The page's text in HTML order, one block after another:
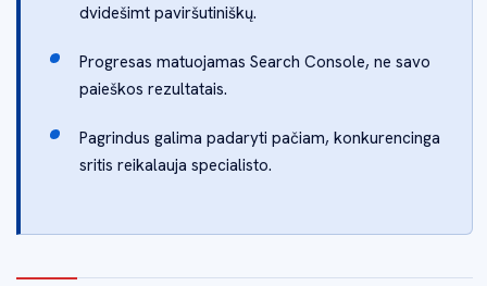
dvidešimt paviršutiniškų.
Progresas matuojamas Search Console, ne savo
paieškos rezultatais.
Pagrindus galima padaryti pačiam, konkurencinga
sritis reikalauja specialisto.